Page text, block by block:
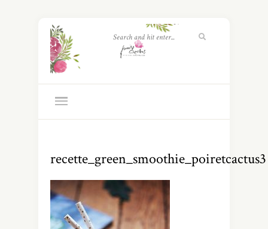
recette_green_smoothie_poiretcactus3